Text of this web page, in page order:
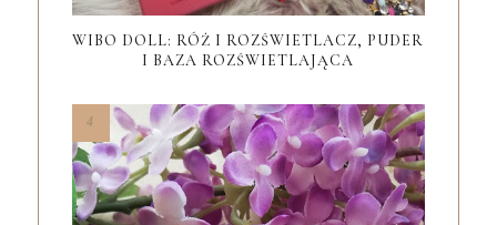
WIBO DOLL: RÓŻ I ROZŚWIETLACZ, PUDER
I BAZA ROZŚWIETLAJĄCA